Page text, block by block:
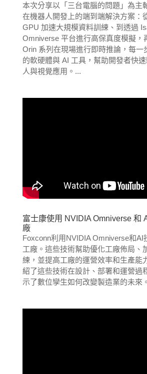
本次分享以「三台電腦的問題」為主
在機器人開發上的端到端解決方案：
GPU 加速大規模資料訓練、到透過
Omniverse 平台進行高保真度模擬，
Orin 系列在現場進行即時推論，每一
的軟硬體與 AI 工具，幫助開發者快
人與視覺應用。...
富士康使用 NVIDIA Omniverse 和
廠
Foxconn利用NVIDIA Omniverse和AI
工廠。這些技術幫助優化工廠佈局、
練，並提高工廠的運營效率和生產能
紹了這些技術在設計、部署和運營過
示了數位孿生如何改變製造業的未來